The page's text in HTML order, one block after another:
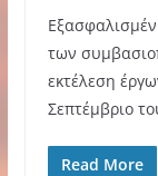
των
εκτέλεση
Σεπτέμβριο
Read More